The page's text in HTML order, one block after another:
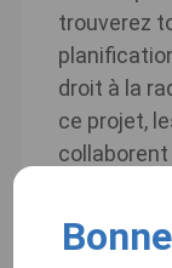
trouverez
droit à la
ce projet,
courte
juridique